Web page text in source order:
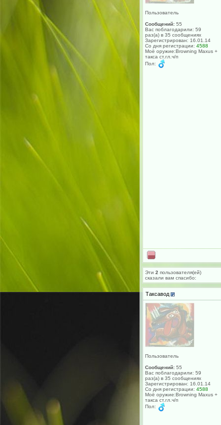
Пользователь
Сообщений: 55
Вас поблагодарили: 59
раз(а) в 35 сообщениях
Зарегистрирован: 16.01.14
Со дня регистрации: 4588
Моё оружие:Browning Maxus +
такса ст.гл.ч/п
Пол:
Эти 2 пользователя(ей)
сказали вам cпасибо:
Таксавод
Пользователь
Сообщений: 55
Вас поблагодарили: 59
раз(а) в 35 сообщениях
Зарегистрирован: 16.01.14
Со дня регистрации: 4588
Моё оружие:Browning Maxus +
такса ст.гл.ч/п
Пол: